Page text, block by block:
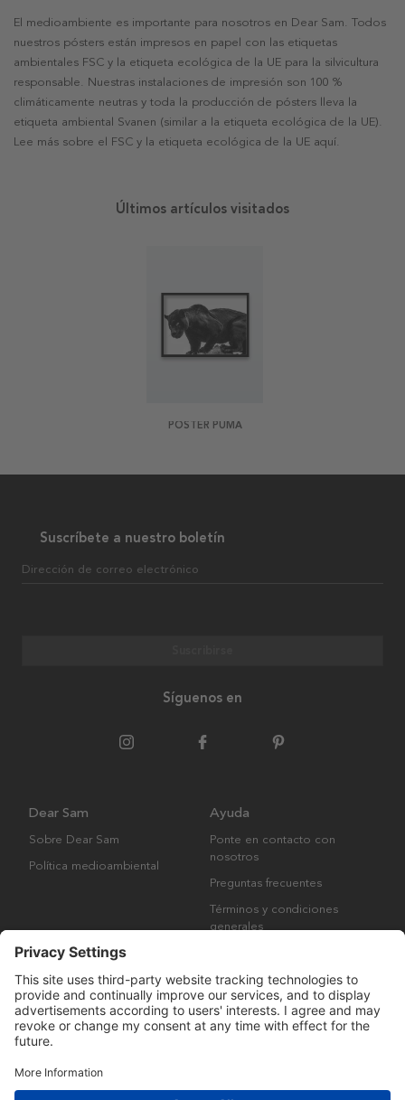
El medioambiente es importante para nosotros en Dear Sam. Todos
nuestros pósters están impresos en papel con las etiquetas
ambientales FSC y la etiqueta ecológica de la UE para la silvicultura
responsable. Nuestras instalaciones de impresión son 100 %
climáticamente neutras y toda la producción de pósters lleva la
etiqueta ambiental Svanen (similar a la etiqueta ecológica de la UE).
Lee más sobre el FSC y la etiqueta ecológica de la UE aquí.
Últimos artículos visitados
POSTER PUMA
Suscríbete a nuestro boletín
Dirección de correo electrónico
Síguenos en
Dear Sam
Sobre Dear Sam
Política medioambiental
Ayuda
Ponte en contacto con
nosotros
Preguntas frecuentes
Términos y condiciones
generales
Derechos de autor © Many Brands AB 2023. Todos los derechos